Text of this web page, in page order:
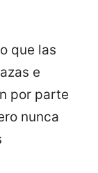
que las
e
por parte
nunca